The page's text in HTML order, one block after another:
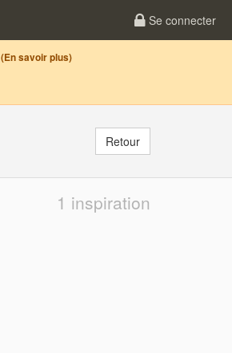
Se connecter
(En savoir plus)
Retour
1 inspiration